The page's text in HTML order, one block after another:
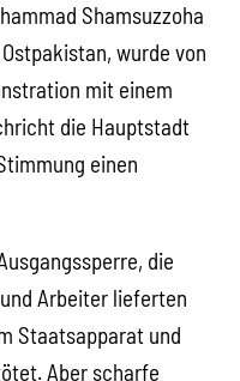
Shamsuzzoha
wurde von
mit einem
die Hauptstadt
einen
die
Arbeiter lieferten
Staatsapparat und
Aber scharfe